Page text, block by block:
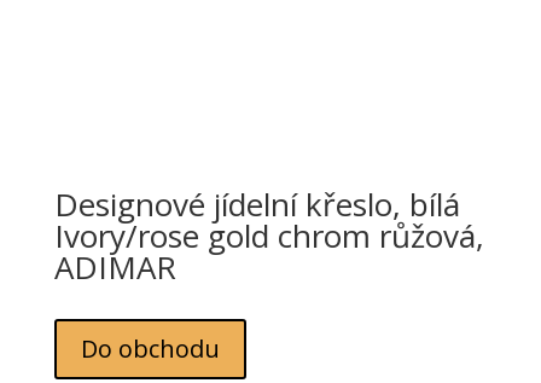
Designové jídelní křeslo, bílá
Ivory/rose gold chrom růžová,
ADIMAR
Do obchodu